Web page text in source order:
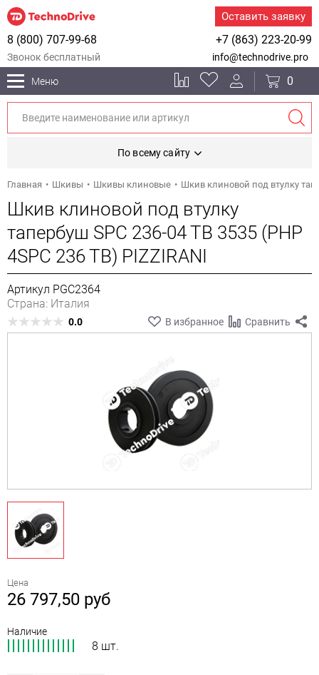
Оставить заявку
+7 (863) 223-20-99
8 (800) 707-99-68
Звонок бесплатный info@technodrive.pro
Меню 0
По всему сайту
Главная Шкивы Шкивы клиновые Шкив клиновой под втулку
Шкив клиновой под втулку
тапербуш SPC 236-04 TB 3535 (PHP
4SPC 236 TB) PIZZIRANI
Артикул PGC2364
Страна: Италия
0.0 В избранное Сравнить
Цена
26 797,50 руб
Наличие
8 шт.